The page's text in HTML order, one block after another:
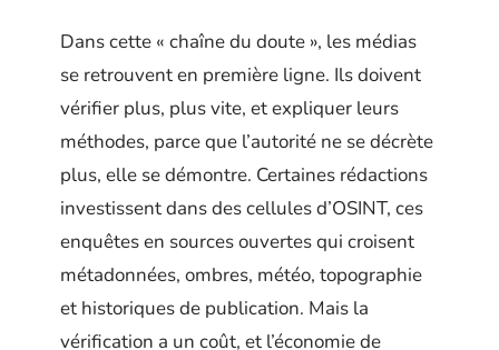
Dans cette « chaîne du doute », les médias
se retrouvent en première ligne. Ils doivent
vérifier plus, plus vite, et expliquer leurs
méthodes, parce que l’autorité ne se décrète
plus, elle se démontre. Certaines rédactions
investissent dans des cellules d’OSINT, ces
enquêtes en sources ouvertes qui croisent
métadonnées, ombres, météo, topographie
et historiques de publication. Mais la
vérification a un coût, et l’économie de